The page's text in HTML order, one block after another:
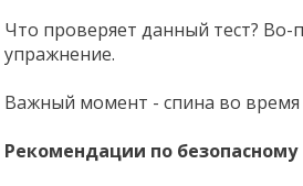
Что проверяет данный тест? Во-
упражнение.
Важный момент - спина во время
Рекомендации по